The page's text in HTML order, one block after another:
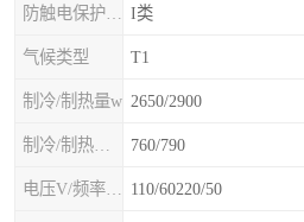
I类
气候类型 T1
制冷/制热量w 2650/2900
760/790
110/60220/50